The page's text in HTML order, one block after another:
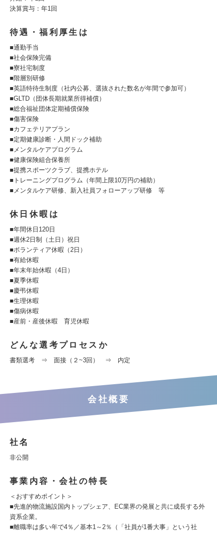
決算賞与：年1回
待遇・福利厚生は
■通勤手当
■社会保険完備
■寮社宅制度
■階層別研修
■英語特待生制度（社内公募、選抜された数名が年間で参加可）
■GLTD（団体長期就業所得補償）
■総合福祉団体定期補償保険
■傷害保険
■カフェテリアプラン
■定期健康診断・人間ドック補助
■メンタルケアプログラム
■健康保険組合保養所
■提携スポーツクラブ、提携ホテル
■トレーニングプログラム（年間上限10万円の補助）
■メンタルケア研修、新入社員フォローアップ研修 等
休日休暇は
■年間休日120日
■週休2日制（土日）祝日
■ボランティア休暇（2日）
■有給休暇
■年末年始休暇（4日）
■夏季休暇
■慶弔休暇
■生理休暇
■傷病休暇
■産前・産後休暇 育児休暇
どんな選考プロセスか
書類選考 ⇒ 面接（２~3回） ⇒ 内定
会社概要
社名
非公開
事業内容・会社の特長
＜おすすめポイント＞
■先進的物流施設国内トップシェア、EC業界の発展と共に成長する外
資系企業。
■離職率は多い年で4％／基本1～2％（「社員が1番大事」という社